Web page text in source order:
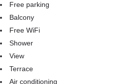
Free parking
Balcony
Free WiFi
Shower
View
Terrace
Air conditioning